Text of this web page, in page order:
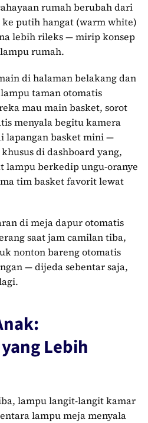
rumah berubah dari
putih hangat (warm white)
lebih rileks — mirip konsep
rumah.
di halaman belakang dan
taman otomatis
mau main basket, sorot
menyala begitu kamera
lapangan basket mini —
di dashboard yang,
lampu berkedip ungu-oranye
tim basket favorit lewat
di meja dapur otomatis
saat jam camilan tiba,
nonton bareng otomatis
— dijeda sebentar saja,
Lebih
lampu langit-langit kamar
lampu meja menyala